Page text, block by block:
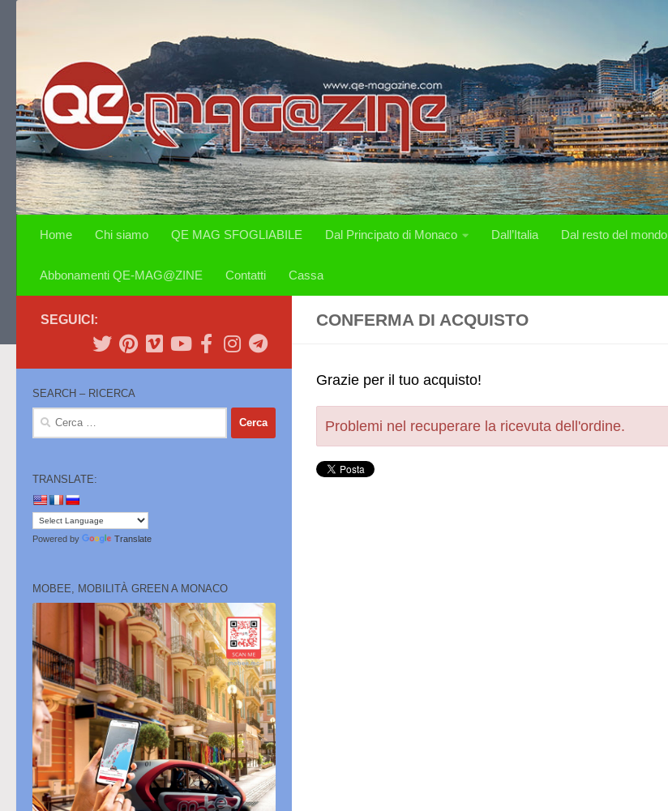
Home Chi siamo QE MAG SFOGLIABILE Dal Principato di Monaco Dall’Italia Dal resto del mondo
Abbonamenti QE-MAG@ZINE Contatti Cassa
CONFERMA DI ACQUISTO
Grazie per il tuo acquisto!
Problemi nel recuperare la ricevuta dell'ordine.
SEGUICI:
SEARCH – RICERCA
Ricerca
TRANSLATE:
Powered by Translate
MOBEE, MOBILITÀ GREEN A MONACO